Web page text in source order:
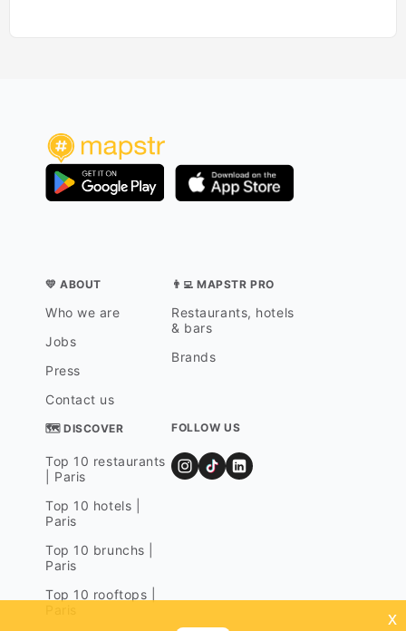
💛 ABOUT
Who we are
Jobs
Press
Contact us
👨‍💻 MAPSTR PRO
Restaurants, hotels
& bars
Brands
🗺 DISCOVER
Top 10 restaurants
| Paris
Top 10 hotels |
Paris
Top 10 brunchs |
Paris
Top 10 rooftops |
FOLLOW US
x